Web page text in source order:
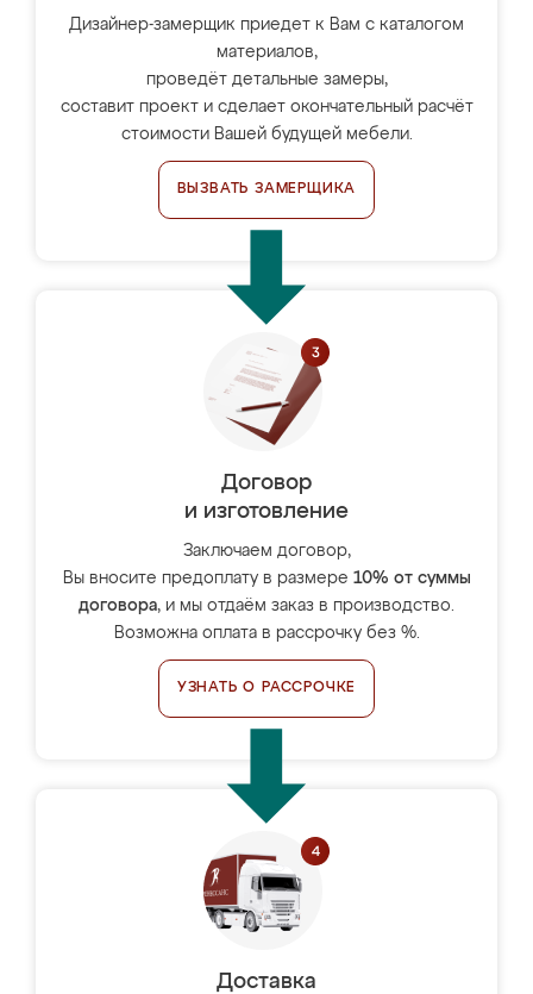
Дизайнер-замерщик приедет к Вам с каталогом
материалов,
проведёт детальные замеры,
составит проект и сделает окончательный расчёт
стоимости Вашей будущей мебели.
ВЫЗВАТЬ ЗАМЕРЩИКА
Договор
и изготовление
Заключаем договор,
Вы вносите предоплату в размере 10% от суммы
договора, и мы отдаём заказ в производство.
Возможна оплата в рассрочку без %.
УЗНАТЬ О РАССРОЧКЕ
Доставка